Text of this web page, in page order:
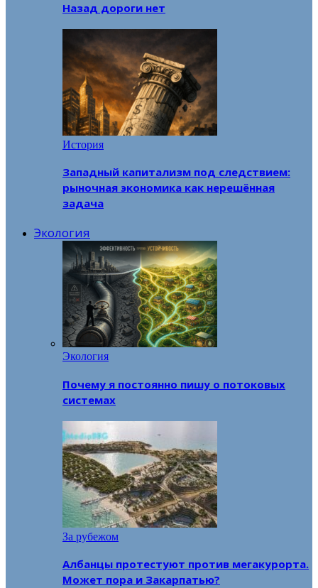
Назад дороги нет
История
Западный капитализм под следствием:
рыночная экономика как нерешённая
задача
Экология
Экология
Почему я постоянно пишу о потоковых
системах
За рубежом
Албанцы протестуют против мегакурорта.
Может пора и Закарпатью?